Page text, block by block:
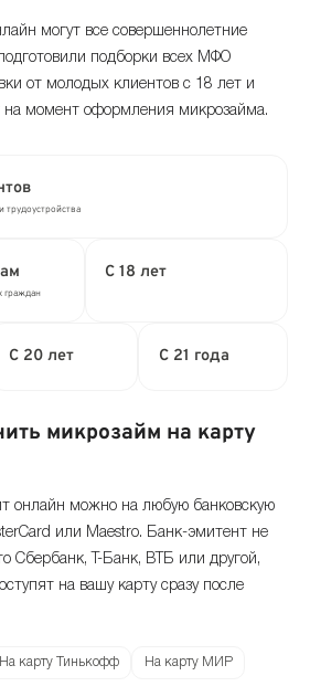
могут все совершеннолетние
подборки всех МФО
от молодых клиентов с 18 лет и
на момент оформления микрозайма.
граждан
С 18 лет
С 20 лет С 21 года
микрозайм на карту
онлайн можно на любую банковскую
или Maestro. Банк-эмитент не
Сбербанк, Т-Банк, ВТБ или другой,
на вашу карту сразу после
На карту Тинькофф На карту МИР